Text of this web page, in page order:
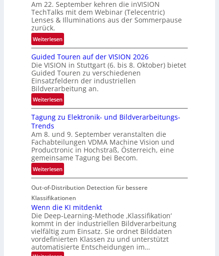
b
e
g
r
e
z
t
e
M
ö
g
l
c
h
k
e
i
e
n
Am 22. September kehren die inVISION
TechTalks mit dem Webinar (Telecentric)
Lenses & Illuminations aus der Sommerpause
zurück.
Weiterlesen:
R
ü
c
k
k
e
h
e
r
i
n
V
I
S
I
O
N
T
e
c
h
Guided Touren auf der VISION 2026
Die VISION in Stuttgart (6. bis 8. Oktober) bietet
Guided Touren zu verschiedenen
Einsatzfeldern der industriellen
Bildverarbeitung an.
Weiterlesen:
G
u
d
e
d
T
o
r
e
n
a
u
f
d
Tagung zu Elektronik- und Bildverarbeitungs-
Trends
Am 8. und 9. September veranstalten die
Fachabteilungen VDMA Machine Vision und
Productronic in Hochstraß, Österreich, eine
gemeinsame Tagung bei Becom.
Weiterlesen:
T
a
g
u
n
g
z
u
E
Out-of-Distribution Detection für bessere
Klassifikationen
Wenn die KI mitdenkt
Die Deep-Learning-Methode ‚Klassifikation‘
kommt in der industriellen Bildverarbeitung
vielfältig zum Einsatz. Sie ordnet Bilddaten
vordefinierten Klassen zu und unterstützt
automatisierte Entscheidungen im…